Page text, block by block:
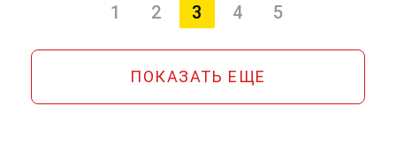
1 2 3 4 5
ПОКАЗАТЬ ЕЩЕ